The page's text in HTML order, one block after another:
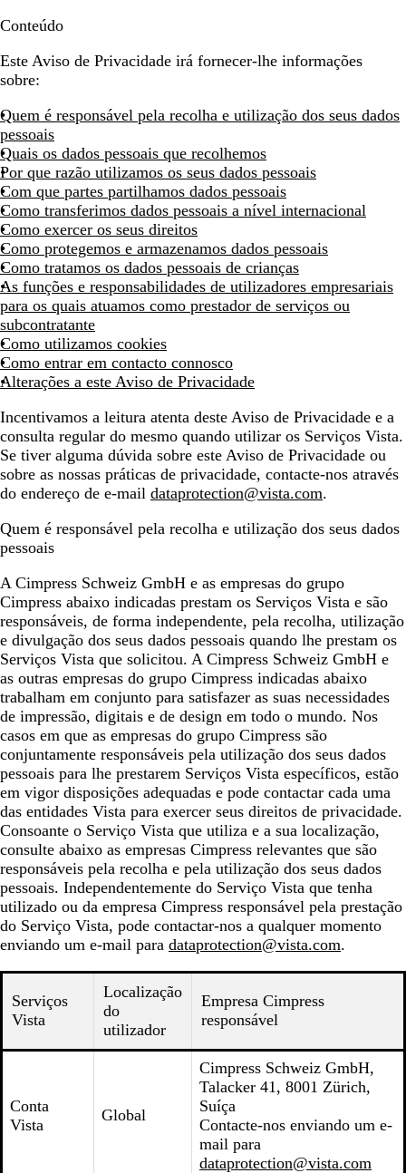
Conteúdo
Este Aviso de Privacidade irá fornecer-lhe informações
sobre:
Quem é responsável pela recolha e utilização dos seus dados
pessoais
Quais os dados pessoais que recolhemos
Por que razão utilizamos os seus dados pessoais
Com que partes partilhamos dados pessoais
Como transferimos dados pessoais a nível internacional
Como exercer os seus direitos
Como protegemos e armazenamos dados pessoais
Como tratamos os dados pessoais de crianças
As funções e responsabilidades de utilizadores empresariais
para os quais atuamos como prestador de serviços ou
subcontratante
Como utilizamos cookies
Como entrar em contacto connosco
Alterações a este Aviso de Privacidade
Incentivamos a leitura atenta deste Aviso de Privacidade e a
consulta regular do mesmo quando utilizar os Serviços Vista.
Se tiver alguma dúvida sobre este Aviso de Privacidade ou
sobre as nossas práticas de privacidade, contacte-nos através
do endereço de e-mail dataprotection@vista.com.
Quem é responsável pela recolha e utilização dos seus dados
pessoais
A Cimpress Schweiz GmbH e as empresas do grupo
Cimpress abaixo indicadas prestam os Serviços Vista e são
responsáveis, de forma independente, pela recolha, utilização
e divulgação dos seus dados pessoais quando lhe prestam os
Serviços Vista que solicitou. A Cimpress Schweiz GmbH e
as outras empresas do grupo Cimpress indicadas abaixo
trabalham em conjunto para satisfazer as suas necessidades
de impressão, digitais e de design em todo o mundo. Nos
casos em que as empresas do grupo Cimpress são
conjuntamente responsáveis pela utilização dos seus dados
pessoais para lhe prestarem Serviços Vista específicos, estão
em vigor disposições adequadas e pode contactar cada uma
das entidades Vista para exercer seus direitos de privacidade.
Consoante o Serviço Vista que utiliza e a sua localização,
consulte abaixo as empresas Cimpress relevantes que são
responsáveis pela recolha e pela utilização dos seus dados
pessoais. Independentemente do Serviço Vista que tenha
utilizado ou da empresa Cimpress responsável pela prestação
do Serviço Vista, pode contactar-nos a qualquer momento
enviando um e-mail para dataprotection@vista.com.
Serviços
Vista
Localização
do
utilizador
Empresa Cimpress
responsável
Conta
Vista
Global
Cimpress Schweiz GmbH,
Talacker 41, 8001 Zürich,
Suíça
Contacte-nos enviando um e-
mail para
dataprotection@vista.com